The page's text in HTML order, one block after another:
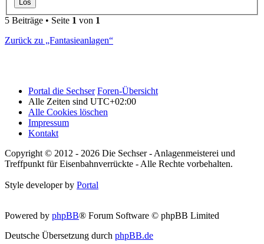
5 Beiträge • Seite 1 von 1
Zurück zu „Fantasieanlagen“
Portal die Sechser Foren-Übersicht
Alle Zeiten sind UTC+02:00
Alle Cookies löschen
Impressum
Kontakt
Copyright © 2012 - 2026 Die Sechser - Anlagenmeisterei und
Treffpunkt für Eisenbahnverrückte - Alle Rechte vorbehalten.
Style developer by Portal
Powered by phpBB® Forum Software © phpBB Limited
Deutsche Übersetzung durch phpBB.de